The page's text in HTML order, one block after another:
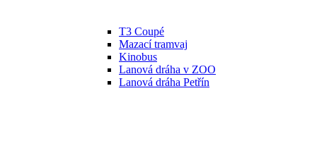
T3 Coupé
Mazací tramvaj
Kinobus
Lanová dráha v ZOO
Lanová dráha Petřín